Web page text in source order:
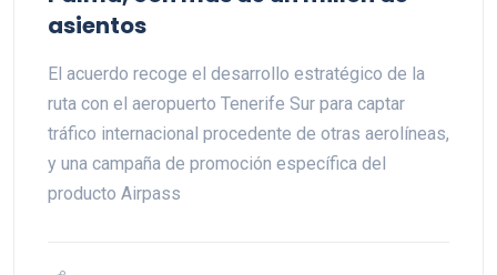
asientos
El acuerdo recoge el desarrollo estratégico de la
ruta con el aeropuerto Tenerife Sur para captar
tráfico internacional procedente de otras aerolíneas,
y una campaña de promoción específica del
producto Airpass